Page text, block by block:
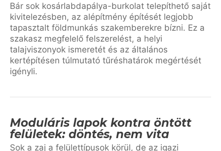
Bár sok kosárlabdapálya-burkolat telepíthető saját
kivitelezésben, az alépítmény építését legjobb
tapasztalt földmunkás szakemberekre bízni. Ez a
szakasz megfelelő felszerelést, a helyi
talajviszonyok ismeretét és az általános
kertépítésen túlmutató tűréshatárok megértését
igényli.
Moduláris lapok kontra öntött
felületek: döntés, nem vita
Sok a zaj a felülettípusok körül, de az igazi